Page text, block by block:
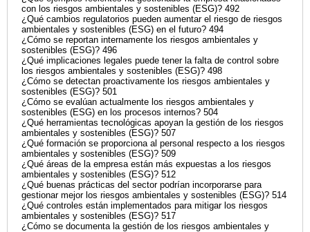
con los riesgos ambientales y sostenibles (ESG)? 492
¿Qué cambios regulatorios pueden aumentar el riesgo de riesgos
ambientales y sostenibles (ESG) en el futuro? 494
¿Cómo se reportan internamente los riesgos ambientales y
sostenibles (ESG)? 496
¿Qué implicaciones legales puede tener la falta de control sobre
los riesgos ambientales y sostenibles (ESG)? 498
¿Cómo se detectan proactivamente los riesgos ambientales y
sostenibles (ESG)? 501
¿Cómo se evalúan actualmente los riesgos ambientales y
sostenibles (ESG) en los procesos internos? 504
¿Qué herramientas tecnológicas apoyan la gestión de los riesgos
ambientales y sostenibles (ESG)? 507
¿Qué formación se proporciona al personal respecto a los riesgos
ambientales y sostenibles (ESG)? 509
¿Qué áreas de la empresa están más expuestas a los riesgos
ambientales y sostenibles (ESG)? 512
¿Qué buenas prácticas del sector podrían incorporarse para
gestionar mejor los riesgos ambientales y sostenibles (ESG)? 514
¿Qué controles están implementados para mitigar los riesgos
ambientales y sostenibles (ESG)? 517
¿Cómo se documenta la gestión de los riesgos ambientales y